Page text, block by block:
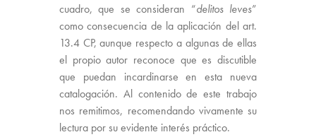
cuadro, que se consideran “delitos leves”
como consecuencia de la aplicación del art.
13.4 CP, aunque respecto a algunas de ellas
el propio autor reconoce que es discutible
que puedan incardinarse en esta nueva
catalogación. Al contenido de este trabajo
nos remitimos, recomendando vivamente su
lectura por su evidente interés práctico.